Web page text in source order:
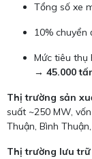
Tổng số xe
10% chuyển
Mức tiêu thụ
→ 45.000
Thị trường sản
suất ~250 MW,
Thuận, Bình
Thị trường lưu